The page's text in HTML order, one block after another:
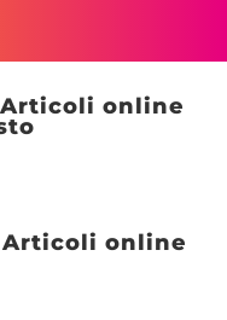
Articoli online
Articoli online